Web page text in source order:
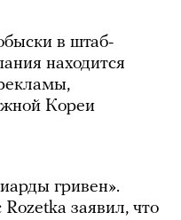
в штаб-
находится
Кореи
гривен».
заявил, что